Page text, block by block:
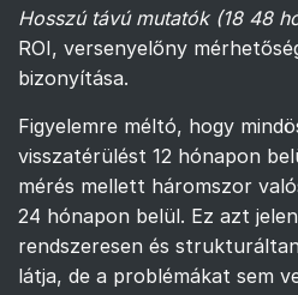
Hosszú távú mutatók (18 48
ROI, versenyelőny
bizonyítása.
Figyelemre méltó, hogy
visszatérülést 12 hónapon
mérés mellett háromszor
24 hónapon belül. Ez azt
rendszeresen és
látja, de a problémákat sem